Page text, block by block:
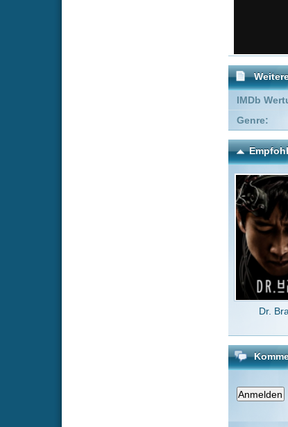
Dr. Brain
Kommentare zu
Um
Wenn Du
Alle Kommentare(0)